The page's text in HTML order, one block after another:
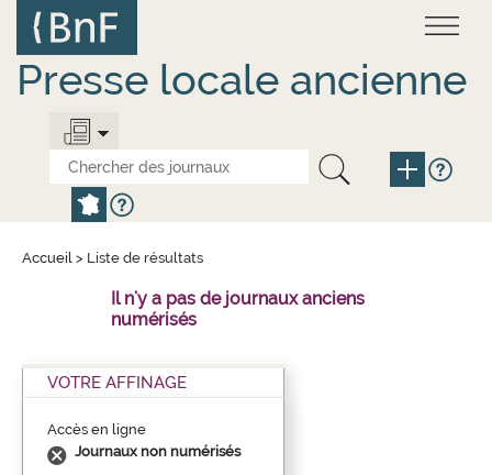
contenu
principal
Presse locale ancienne
Accueil > Liste de résultats
Il n'y a pas de journaux anciens
numérisés
VOTRE AFFINAGE
Accès en ligne
Journaux non numérisés
Panneau de gestion des cookies